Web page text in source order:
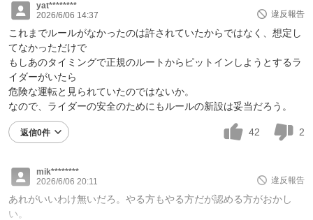
yat********
2026/6/06 14:37
違反報告
これまでルールがなかったのは許されていたからではなく、想定し
てなかっただけで
もしあのタイミングで正規のルートからピットインしようとするラ
イダーがいたら
危険な運転と見られていたのではないか。
なので、ライダーの安全のためにもルールの新設は妥当だろう。
返信0件 42 2
mik********
2026/6/06 20:11
違反報告
あれがいいわけ無いだろ。やる方もやる方だが認める方がおかし
い。